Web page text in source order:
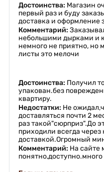
Достоинства: Магазин
первый раз и буду
доставка и оформление
Комментарий:
небольшими дырками и
немного не приятно, но
листы это мелочи
Достоинства: Получил
упакован.без
квартиру.
Недостатки: Не
доставляться почти 2
раз такой"сюрприз".До
приходили всегда
доставкой.Огромный
Комментарий: На сайте